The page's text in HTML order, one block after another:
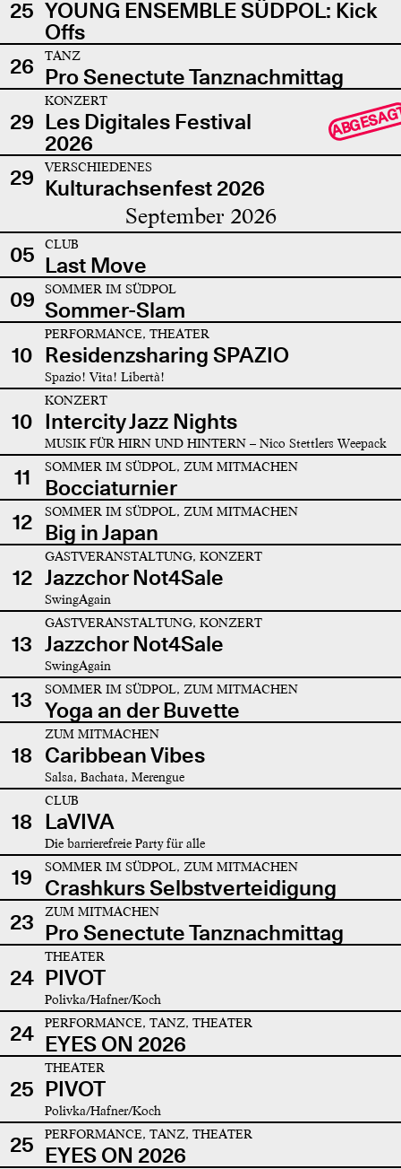
25 YOUNG ENSEMBLE SÜDPOL: Kick
Offs
26
TANZ
Pro Senectute Tanznachmittag
29
KONZERT
Les Digitales Festival
2026
29 VERSCHIEDENES
Kulturachsenfest 2026
September 2026
05 CLUB
Last Move
09
SOMMER IM SÜDPOL
Sommer-Slam
10
PERFORMANCE, THEATER
Residenzsharing SPAZIO
Spazio! Vita! Libertà!
10
KONZERT
Intercity Jazz Nights
MUSIK FÜR HIRN UND HINTERN – Nico Stettlers Weepack
11 SOMMER IM SÜDPOL, ZUM MITMACHEN
Bocciaturnier
12
SOMMER IM SÜDPOL, ZUM MITMACHEN
Big in Japan
12
GASTVERANSTALTUNG, KONZERT
Jazzchor Not4Sale
SwingAgain
13
GASTVERANSTALTUNG, KONZERT
Jazzchor Not4Sale
SwingAgain
13 SOMMER IM SÜDPOL, ZUM MITMACHEN
Yoga an der Buvette
18
ZUM MITMACHEN
Caribbean Vibes
Salsa, Bachata, Merengue
18
CLUB
LaVIVA
Die barrierefreie Party für alle
19 SOMMER IM SÜDPOL, ZUM MITMACHEN
Crashkurs Selbstverteidigung
23
ZUM MITMACHEN
Pro Senectute Tanznachmittag
24
THEATER
PIVOT
Polivka/Hafner/Koch
24 PERFORMANCE, TANZ, THEATER
EYES ON 2026
25
THEATER
PIVOT
Polivka/Hafner/Koch
25 PERFORMANCE, TANZ, THEATER
EYES ON 2026